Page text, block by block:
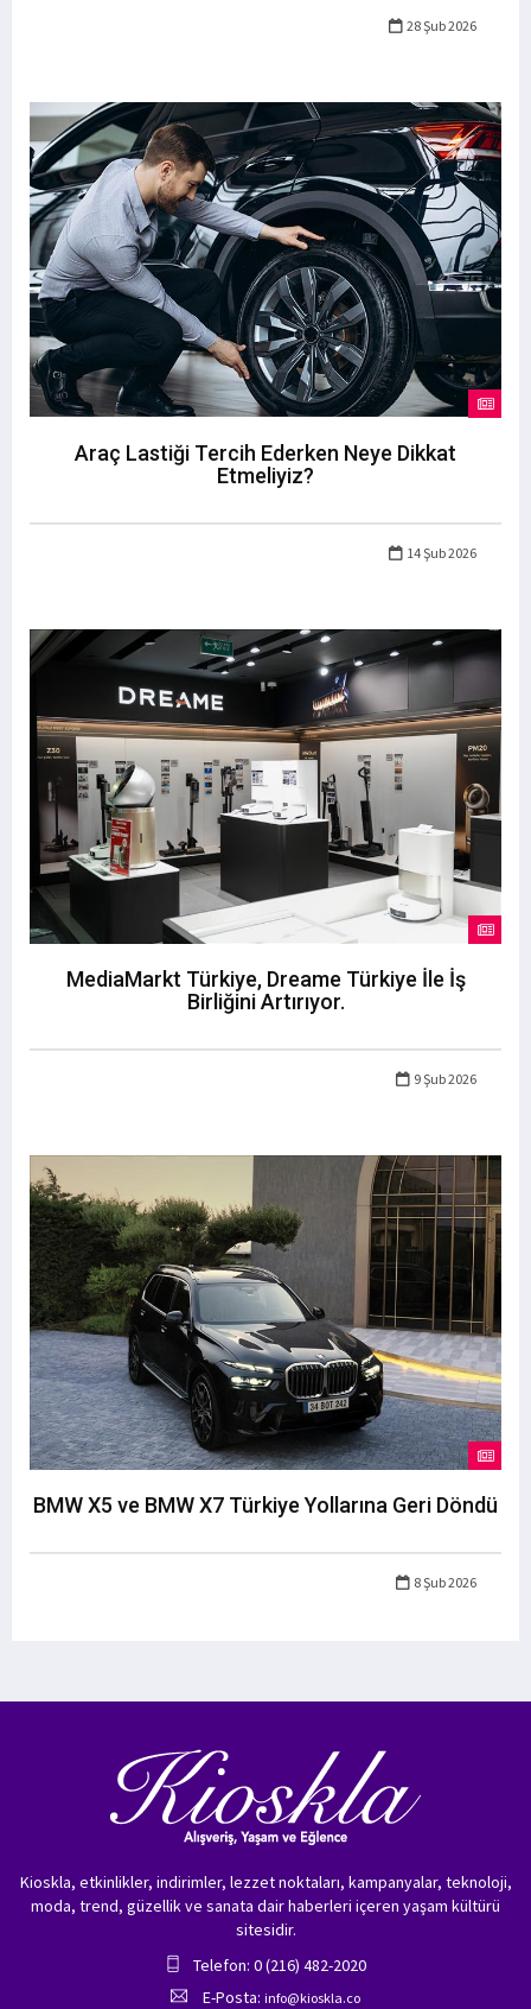
28 Şub 2026
Araç Lastiği Tercih Ederken Neye Dikkat
Etmeliyiz?
14 Şub 2026
MediaMarkt Türkiye, Dreame Türkiye İle İş
Birliğini Artırıyor.
9 Şub 2026
BMW X5 ve BMW X7 Türkiye Yollarına Geri Döndü
8 Şub 2026
Kioskla, etkinlikler, indirimler, lezzet noktaları, kampanyalar, teknoloji,
moda, trend, güzellik ve sanata dair haberleri içeren yaşam kültürü
sitesidir.
Telefon: 0 (216) 482-2020
E-Posta: info@kioskla.co